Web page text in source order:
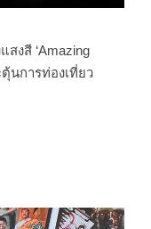
งสี ‘Amazing
ตุ้นการท่องเที่ยว